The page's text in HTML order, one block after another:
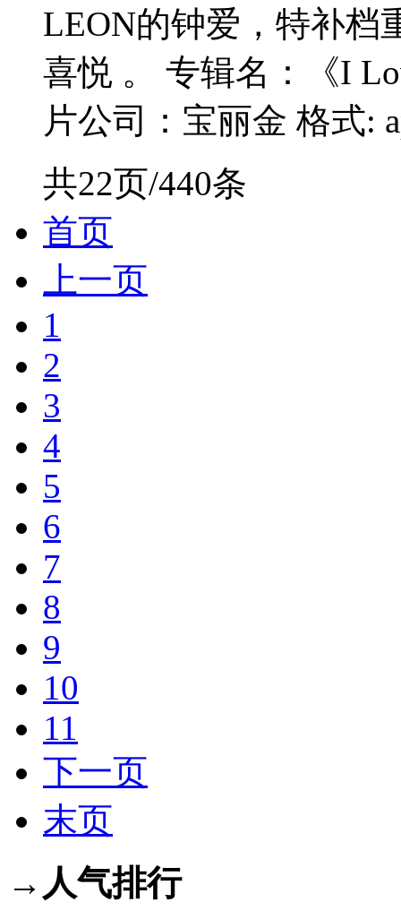
LEON的钟爱，特补档
喜悦 。 专辑名：《I
片公司：宝丽金 格式:
共22页/440条
首页
上一页
1
2
3
4
5
6
7
8
9
10
11
下一页
末页
→人气排行